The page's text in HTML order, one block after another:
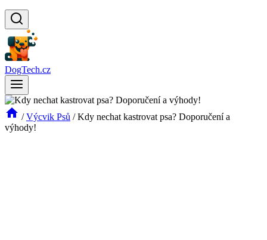
DogTech.cz
/ Výcvik Psů / Kdy nechat kastrovat psa? Doporučení a
výhody!